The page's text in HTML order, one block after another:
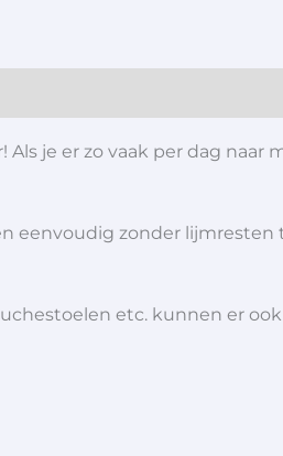
je er zo vaak per dag
eenvoudig zonder
etc. kunnen er